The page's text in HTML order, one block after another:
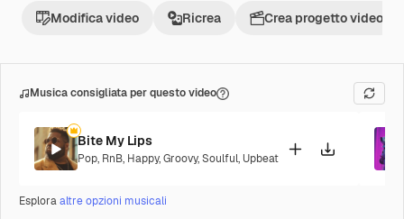
Modifica video Ricrea Crea progetto video
Musica consigliata per questo video
Bite My Lips
Pop, RnB, Happy,Groovy,Soulful, Upbeat
Esploraaltre opzioni musicali